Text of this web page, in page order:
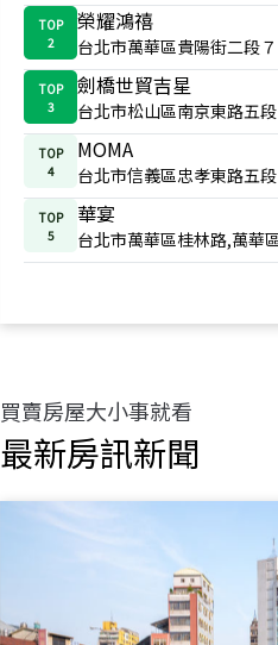
TOP
2
榮耀鴻禧
台北市萬華區貴陽街二段
TOP
3
劍橋世貿吉星
台北市松山區南京東路五
TOP
4
MOMA
台北市信義區忠孝東路五
TOP
5
華宴
台北市萬華區桂林路,萬華
買賣房屋大小事就看
最新房訊新聞